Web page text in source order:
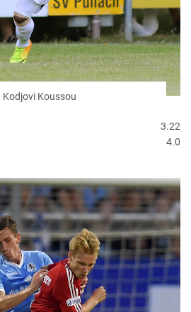
Kodjovi Koussou
3.22
4.0